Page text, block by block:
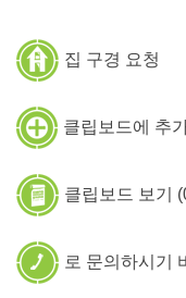
집 구경 요청
클립보드에 추
클립보드 보기 (
로 문의하시기